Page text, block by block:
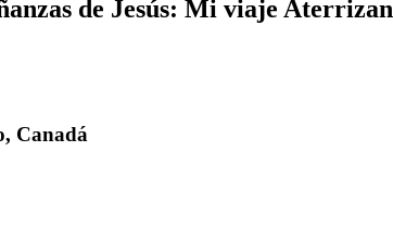
de Jesús: Mi viaje
Canadá